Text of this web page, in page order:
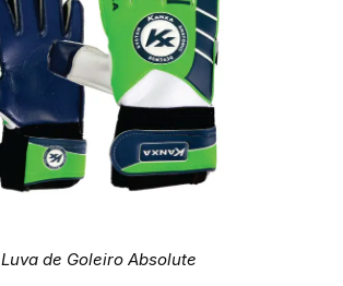
Luva de Goleiro Absolute